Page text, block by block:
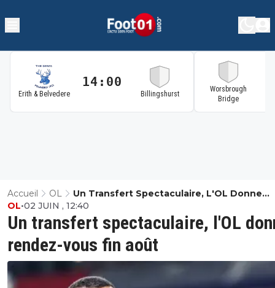
Erith & Belvedere
14:00
Billingshurst
Worsbrough
Bridge
Accueil OL
Un Transfert Spectaculaire, L'OL Donne
Rendez-Vous Fin Août
Un transfert spectaculaire, l'OL
rendez-vous fin août
OL•02 JUIN , 12:40